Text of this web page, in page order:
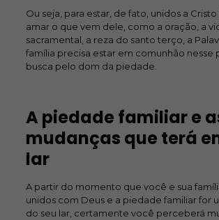
Ou seja, para estar, de fato, unidos a
amar o que vem dele, como a oração, a
sacramental, a reza do santo terço, a
família precisa estar em comunhão nesse
busca pelo dom da piedade.
A piedade familiar e
mudanças que terá
lar
A partir do momento que você e sua
unidos com Deus e a piedade familiar for
do seu lar, certamente você perceberá